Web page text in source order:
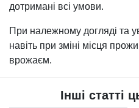
дотримані всі умови.
При належному догляді та
навіть при зміні місця
врожаєм.
Інші статті